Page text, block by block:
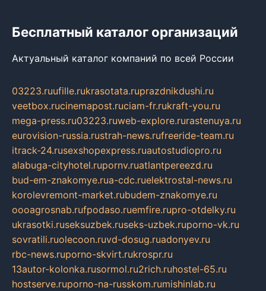
Бесплатный каталог организаций
Актуальный каталог компаний по всей России
03223.ruufille.rukrasotata.ruprazdnikdushi.ru
veetbox.rucinemapost.ruciam-fr.rukraft-you.ru
mega-press.ru03223.ruweb-explore.rurastenuya.ru
eurovision-russia.rustrah-news.rufreeride-team.ru
itrack-24.rusexshopexpress.ruautostudiopro.ru
alabuga-cityhotel.rupornv.ruatlantpereezd.ru
bud-em-znakomye.rua-cdc.ruelektrostal-news.ru
korolevremont-market.rubudem-znakomye.ru
oooagrosnab.rufpodaso.ruemfire.rupro-otdelky.ru
ukrasotki.ruseksuzbek.ruseks-uzbek.ruporno-vk.ru
sovratili.ruolecoon.ruvd-dosug.ruadonyev.ru
rbc-news.ruporno-skvirt.rukrospr.ru
13autor-kolonka.rusormol.ru2rich.ruhostel-65.ru
hostserve.ruporno-na-russkom.rumishinlab.ru